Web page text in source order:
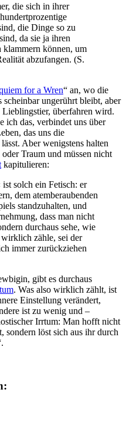
die sich in ihrer
die Dinge so zu
da sie ja ihren
klammern können, um
abzufangen. (S.
for a Wren“ an, wo die
ungerührt bleibt, aber
überfahren wird.
ich das, verbindet uns über
das uns die
Aber wenigstens halten
Traum und müssen nicht
kapitulieren:
solch ein Fetisch: er
dem atemberaubenden
standzuhalten, und
dass man nicht
durchaus sehe, wie
zähle, sei der
immer zurückziehen
gibt es durchaus
. Was also wirklich zählt, ist
Einstellung verändert,
ist zu wenig und –
Irrtum: Man hofft nicht
sondern löst sich aus ihr durch